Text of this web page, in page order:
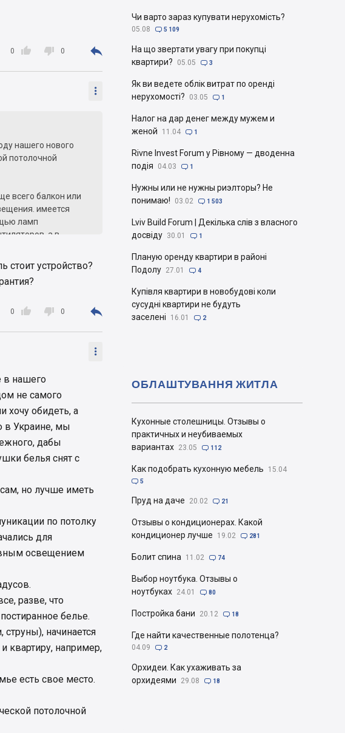

0  0 

нашего нового
потолочной
всего балкон или
имеется
ламп
а в
для
предусмотрены
стоит устройство?

0  0 

в нашего
не самого
хочу обидеть, а
в Украине, мы
дабы
белья снят с
но лучше иметь
по потолку
для
освещением
разве, что
белье.
начинается
квартиру, например,
есть свое место.
потолочной
Чи варто зараз купувати нерухомість?
05.08  5 109
На що звертати увагу при покупці
квартири?
05.05  3
Як ви ведете облік витрат по оренді
нерухомості?
03.05  1
Налог на дар денег между мужем и
женой
11.04  1
Rivne Invest Forum у Рівному — дводенна
подія
04.03  1
Нужны или не нужны риэлторы? Не
понимаю!
03.02  1 503
Lviv Build Forum | Декілька слів з власного
досвіду 30.01  1
Планую оренду квартири в районі
Подолу 27.01  4
Купівля квартири в новобудові коли
сусудні квартири не будуть
заселені
16.01  2
Кухонные столешницы. Отзывы о
практичных и неубиваемых
вариантах 23.05  112
Как подобрать кухонную мебель 15.04
 5
Пруд на даче 20.02  21
Отзывы о кондиционерах. Какой
кондиционер лучше
19.02  281
Болит спина 11.02  74
Выбор ноутбука. Отзывы о
ноутбуках 24.01  80
Постройка бани 20.12  18
Где найти качественные полотенца?
04.09  2
Орхидеи. Как ухаживать за
орхидеями
29.08  18
ОБЛАШТУВАННЯ ЖИТЛА